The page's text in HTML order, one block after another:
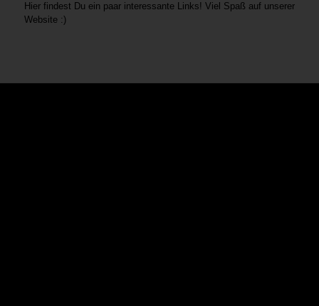
Hier findest Du ein paar interessante Links! Viel Spaß auf unserer
Website :)